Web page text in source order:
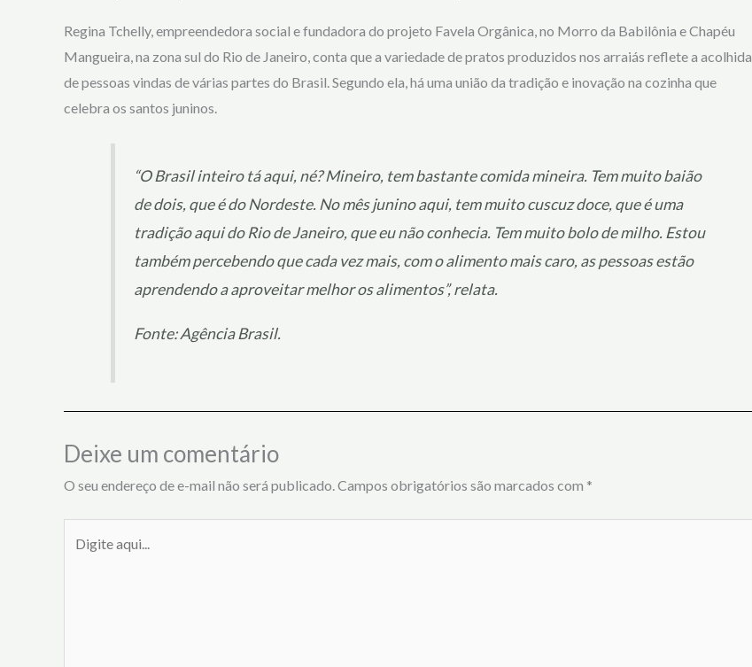
Regina Tchelly, empreendedora social e fundadora do projeto Favela Orgânica, no Morro da Babilônia e Chapéu
Mangueira, na zona sul do Rio de Janeiro, conta que a variedade de pratos produzidos nos arraiás reflete a acolhida
de pessoas vindas de várias partes do Brasil. Segundo ela, há uma união da tradição e inovação na cozinha que
celebra os santos juninos.
“O Brasil inteiro tá aqui, né? Mineiro, tem bastante comida mineira. Tem muito baião
de dois, que é do Nordeste. No mês junino aqui, tem muito cuscuz doce, que é uma
tradição aqui do Rio de Janeiro, que eu não conhecia. Tem muito bolo de milho. Estou
também percebendo que cada vez mais, com o alimento mais caro, as pessoas estão
aprendendo a aproveitar melhor os alimentos”, relata.
Fonte: Agência Brasil.
Deixe um comentário
O seu endereço de e-mail não será publicado. Campos obrigatórios são marcados com *
aqui...